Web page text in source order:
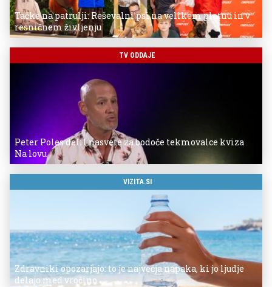
Tačke na patrulji: Reševalni psi na velikem platnu in v
resničnem življenju
TV ODDAJE
Peter Poles delil nasvete za bodoče tekmovalce kviza
Na lovu
VIZITA.SI
Zdravniki opozarjajo: to je največja napaka, ki jo ljudje
delajo med vročino